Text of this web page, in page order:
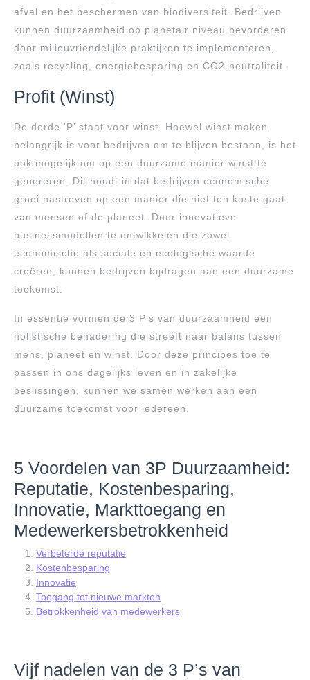
afval en het beschermen van biodiversiteit. Bedrijven
kunnen duurzaamheid op planetair niveau bevorderen
door milieuvriendelijke praktijken te implementeren,
zoals recycling, energiebesparing en CO2-neutraliteit.
Profit (Winst)
De derde ‘P’ staat voor winst. Hoewel winst maken
belangrijk is voor bedrijven om te blijven bestaan, is het
ook mogelijk om op een duurzame manier winst te
genereren. Dit houdt in dat bedrijven economische
groei nastreven op een manier die niet ten koste gaat
van mensen of de planeet. Door innovatieve
businessmodellen te ontwikkelen die zowel
economische als sociale en ecologische waarde
creëren, kunnen bedrijven bijdragen aan een duurzame
toekomst.
In essentie vormen de 3 P’s van duurzaamheid een
holistische benadering die streeft naar balans tussen
mens, planeet en winst. Door deze principes toe te
passen in ons dagelijks leven en in zakelijke
beslissingen, kunnen we samen werken aan een
duurzame toekomst voor iedereen.
5 Voordelen van 3P Duurzaamheid:
Reputatie, Kostenbesparing,
Innovatie, Markttoegang en
Medewerkersbetrokkenheid
Verbeterde reputatie
Kostenbesparing
Innovatie
Toegang tot nieuwe markten
Betrokkenheid van medewerkers
Vijf nadelen van de 3 P’s van